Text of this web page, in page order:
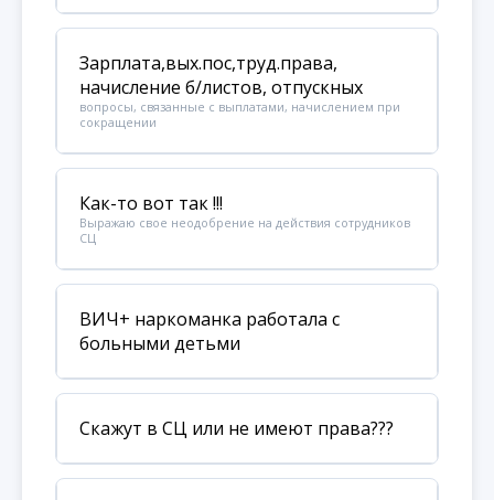
Зарплата,вых.пос,труд.права,
начисление б/листов, отпускных
вопросы, связанные с выплатами, начислением при
сокращении
Как-то вот так !!!
Выражаю свое неодобрение на действия сотрудников
СЦ
ВИЧ+ наркоманка работала с
больными детьми
Скажут в СЦ или не имеют права???